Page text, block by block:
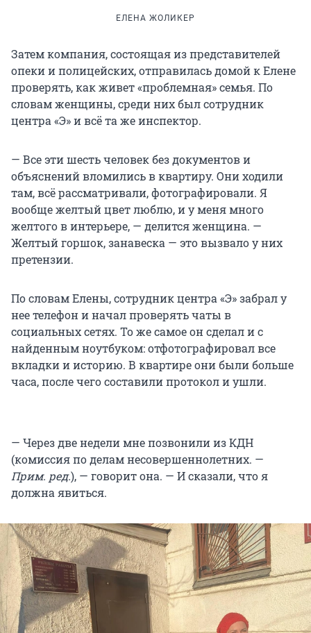
ЕЛЕНА ЖОЛИКЕР
Затем компания, состоящая из представителей
опеки и полицейских, отправилась домой к Елене
проверять, как живет «проблемная» семья. По
словам женщины, среди них был сотрудник
центра «Э» и всё та же инспектор.
— Все эти шесть человек без документов и
объяснений вломились в квартиру. Они ходили
там, всё рассматривали, фотографировали. Я
вообще желтый цвет люблю, и у меня много
желтого в интерьере, — делится женщина. —
Желтый горшок, занавеска — это вызвало у них
претензии.
По словам Елены, сотрудник центра «Э» забрал у
нее телефон и начал проверять чаты в
социальных сетях. То же самое он сделал и с
найденным ноутбуком: отфотографировал все
вкладки и историю. В квартире они были больше
часа, после чего составили протокол и ушли.
— Через две недели мне позвонили из КДН
(комиссия по делам несовершеннолетних. —
Прим. ред.), — говорит она. — И сказали, что я
должна явиться.